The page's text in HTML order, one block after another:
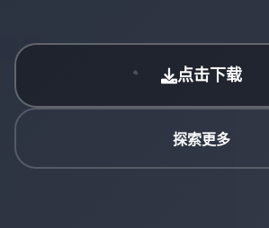
点击下载
探索更多